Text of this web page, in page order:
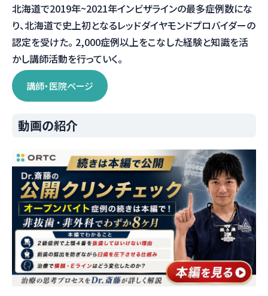
北海道で2019年~2021年インビザラインの最多症例数にな
り、北海道で史上初となるレッドダイヤモンドプロバイダーの
認定を受けた。 2,000症例以上をこなした経験と知識を活
かし講師活動を行っていく。
講師・医院ページ
動画の紹介